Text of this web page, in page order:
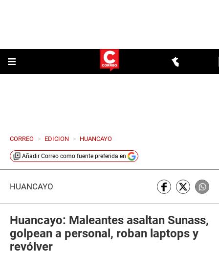
CORREO > EDICION > HUANCAYO
Añadir Correo como fuente preferida en
HUANCAYO
Huancayo: Maleantes asaltan Sunass,
golpean a personal, roban laptops y
revólver